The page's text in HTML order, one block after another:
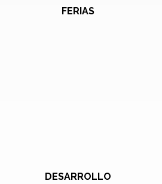
FERIAS
DESARROLLO